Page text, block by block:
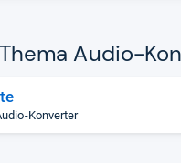
Audio-​
Konverter